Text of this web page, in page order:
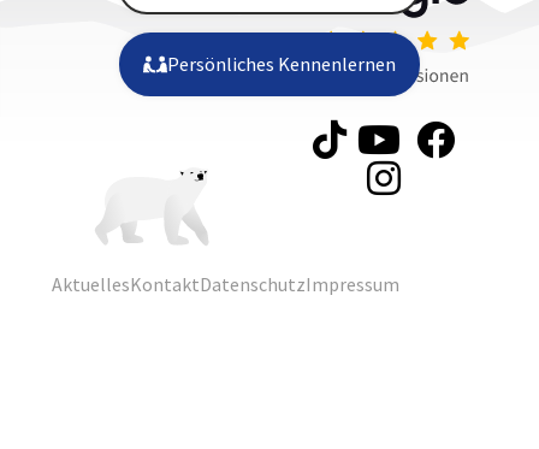
Persönliches Kennenlernen
AktuellesKontaktDatenschutzImpressum